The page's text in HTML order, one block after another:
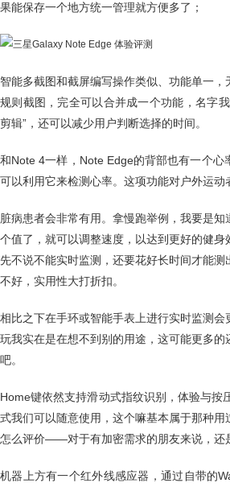
果能保存一个地方统一管理就方便多了；
智能多截图和截屏编写操作类似、功能单一
规则截图，完全可以合并成一个功能，名字
剪辑”，还可以减少用户判断选择的时间。
和Note 4一样，Note Edge的背部也有一个心
可以利用它来检测心率。这项功能对户外运动
脏病患者会非常有用。拿慢跑举例，我要是
个值了，就可以调整速度，以达到更好的健身
先不说不能实时监测，还要花好长时间才能
不好，实用性大打折扣。
相比之下在手环或智能手表上进行实时监测
玩我实在是在想不到别的用途，这可能更多的
吧。
Home键依然支持滑动式指纹识别，体验与按
式我们可以随意使用，这个嘛基本属于那种用
怎么评价——对于有加密需求的朋友来说，还
机器上方有一个红外线感应器，通过自带的